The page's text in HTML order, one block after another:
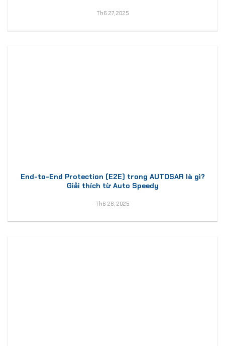
Th6 27, 2025
End-to-End Protection (E2E) trong AUTOSAR là gì?
Giải thích từ Auto Speedy
Th6 26, 2025